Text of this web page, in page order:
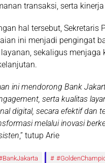
transaksi, serta
hal tersebut,
ini menjadi pengingat
sekaligus
ini mendorong Bank
serta kualitas
digital, secara efektif dan
melalui inovasi
,” tutup Arie